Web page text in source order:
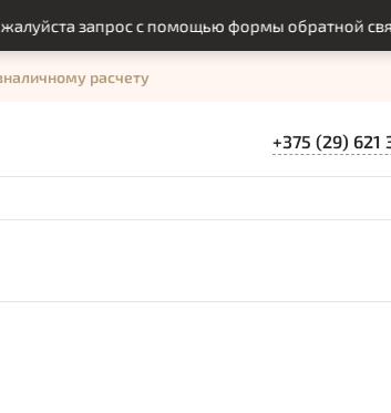
запрос с помощью формы обратной связи и
расчету
+375 (29) 621